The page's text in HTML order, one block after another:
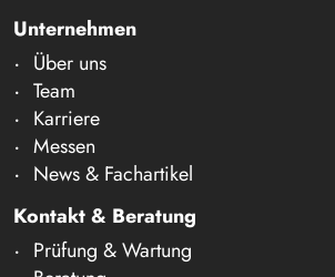
Unternehmen
Über uns
Team
Karriere
Messen
News & Fachartikel
Kontakt & Beratung
Prüfung & Wartung